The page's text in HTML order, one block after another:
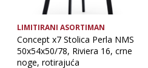
LIMITIRANI ASORTIMAN
Concept x7 Stolica Perla NMS
50x54x50/78, Riviera 16, crne
noge, rotirajuća